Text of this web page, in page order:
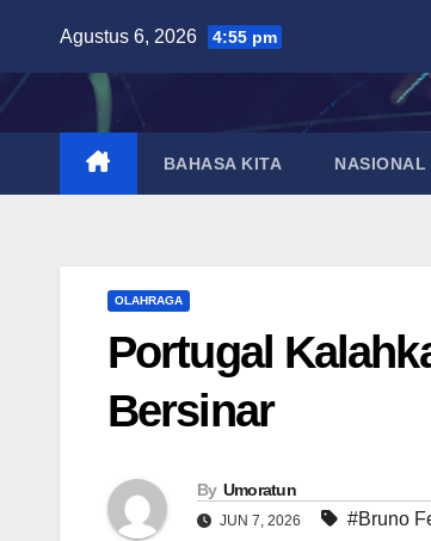
content
Agustus 6, 2026 4:55 pm
BAHASA KITA NASIONAL
OLAHRAGA
Portugal
Bersinar
By Umoratun
JUN 7, 2026 #Bruno